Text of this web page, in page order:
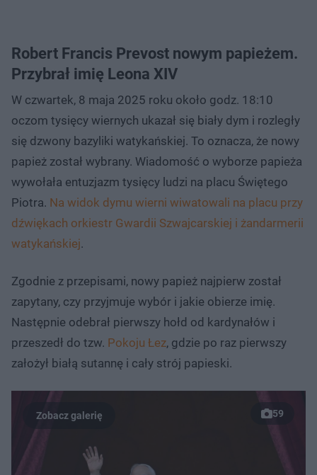
Robert Francis Prevost nowym papieżem.
Przybrał imię Leona XIV
W czwartek, 8 maja 2025 roku około godz. 18:10
oczom tysięcy wiernych ukazał się biały dym i rozległy
się dzwony bazyliki watykańskiej. To oznacza, że nowy
papież został wybrany. Wiadomość o wyborze papieża
wywołała entuzjazm tysięcy ludzi na placu Świętego
Piotra. Na widok dymu wierni wiwatowali na placu przy
dźwiękach orkiestr Gwardii Szwajcarskiej i żandarmerii
watykańskiej.
Zgodnie z przepisami, nowy papież najpierw został
zapytany, czy przyjmuje wybór i jakie obierze imię.
Następnie odebrał pierwszy hołd od kardynałów i
przeszedł do tzw. Pokoju Łez, gdzie po raz pierwszy
założył białą sutannę i cały strój papieski.
59